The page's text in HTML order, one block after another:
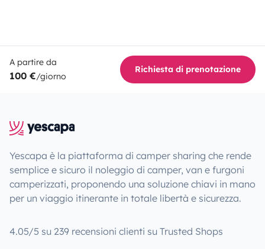
A partire da
100 €/giorno
Richiesta di prenotazione
Yescapa è la piattaforma di camper sharing che rende
semplice e sicuro il noleggio di camper, van e furgoni
camperizzati, proponendo una soluzione chiavi in mano
per un viaggio itinerante in totale libertà e sicurezza.
4.05/5 su 239 recensioni clienti su Trusted Shops